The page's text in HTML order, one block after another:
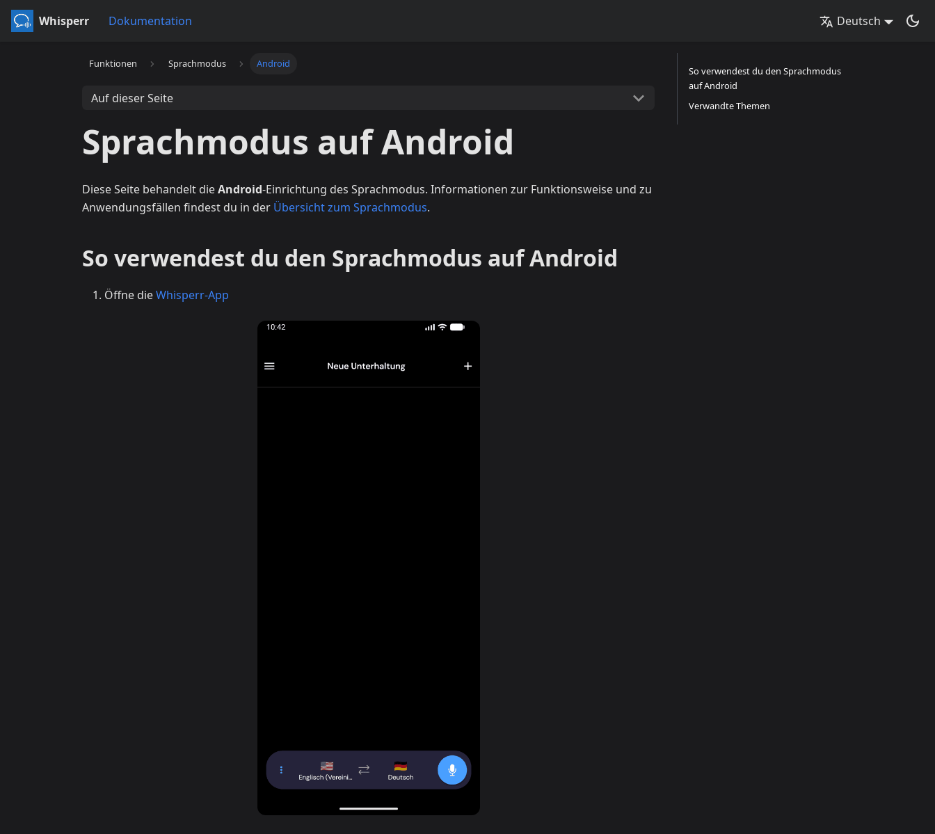
Whisperr Dokumentation Deutsch
Funktionen Sprachmodus Android
Auf dieser Seite
Sprachmodus auf Android
Diese Seite behandelt dieAndroid-Einrichtung des Sprachmodus. Informationen zur Funktionsweise und zu
Anwendungsfällen findest du in der Übersicht zum Sprachmodus.
So verwendest du den Sprachmodus auf Android
Öffne dieWhisperr-App
So verwendest du den Sprachmodus
auf Android
Verwandte Themen